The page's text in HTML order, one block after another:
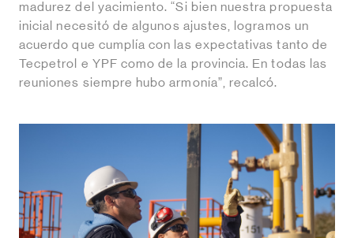
madurez del yacimiento. “Si bien nuestra propuesta
inicial necesitó de algunos ajustes, logramos un
acuerdo que cumplía con las expectativas tanto de
Tecpetrol e YPF como de la provincia. En todas las
reuniones siempre hubo armonía”, recalcó.